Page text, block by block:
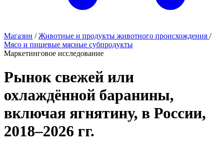
Магазин / Животные и продукты животного происхождения /
Мясо и пищевые мясные субпродукты
Маркетинговое исследование
Рынок свежей или
охлаждённой баранины,
включая ягнятину, в России,
2018–2026 гг.